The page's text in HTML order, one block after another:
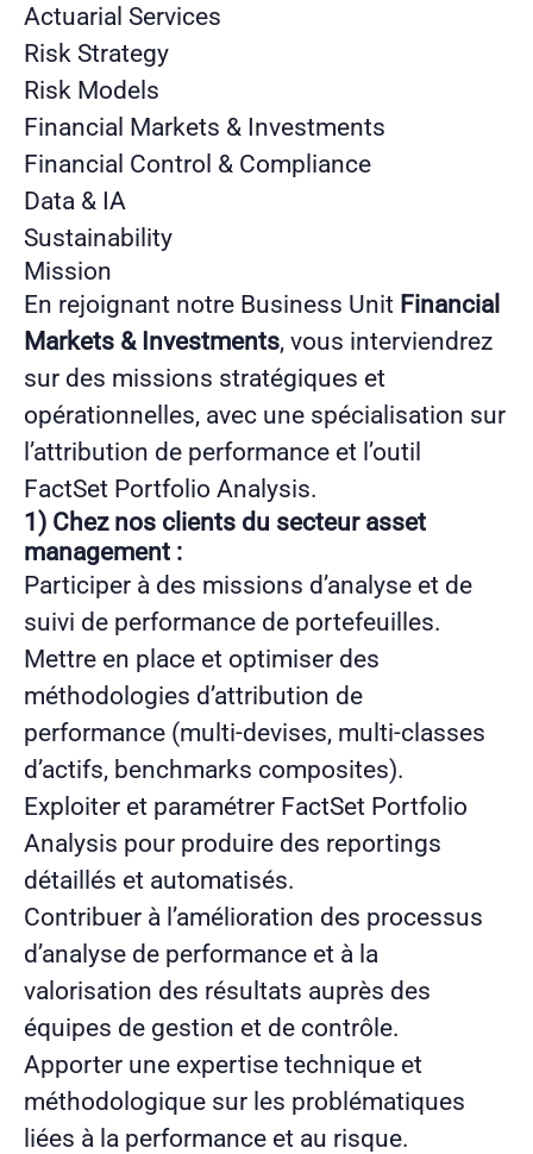
Actuarial Services
Risk Strategy
Risk Models
Financial Markets & Investments
Financial Control & Compliance
Data & IA
Sustainability
Mission
En rejoignant notre Business Unit Financial
Markets & Investments, vous interviendrez
sur des missions stratégiques et
opérationnelles, avec une spécialisation sur
l’attribution de performance et l’outil
FactSet Portfolio Analysis.
1) Chez nos clients du secteur asset
management :
Participer à des missions d’analyse et de
suivi de performance de portefeuilles.
Mettre en place et optimiser des
méthodologies d’attribution de
performance (multi-devises, multi-classes
d’actifs, benchmarks composites).
Exploiter et paramétrer FactSet Portfolio
Analysis pour produire des reportings
détaillés et automatisés.
Contribuer à l’amélioration des processus
d’analyse de performance et à la
valorisation des résultats auprès des
équipes de gestion et de contrôle.
Apporter une expertise technique et
méthodologique sur les problématiques
liées à la performance et au risque.